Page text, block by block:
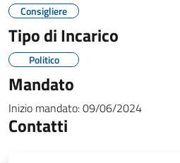
Consigliere
Tipo di Incarico
Politico
Mandato
Inizio mandato:09/06/2024
Contatti